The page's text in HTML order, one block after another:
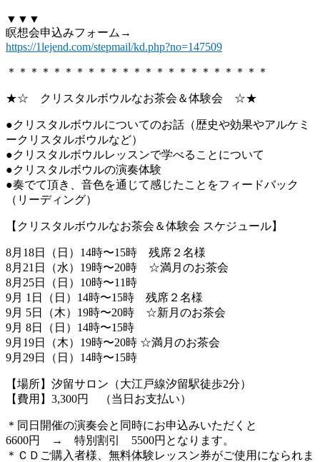
▼▼▼
瞑想会申込みフォーム→
https://1lejend.com/stepmail/kd.php?no=147509
＊＊＊＊＊＊＊＊＊＊＊＊＊＊＊＊＊＊＊＊＊＊＊
★☆ クリスタルボウルなお茶会＆体験会 ☆★
●クリスタルボウルについてのお話（歴史や効果やアルケミ
ークリスタルボウルなど）
●クリスタルボウルレッスンで学べることについて
●クリスタルボウルの演奏体験
●奏でて頂き、音色を通じて感じたことをフィードバック
（リーディング）
【クリスタルボウルなお茶会＆体験会 スケジュール】
8月18日（日）14時〜15時 残席２名様
8月21日（水）19時〜20時 ☆満月のお茶会
8月25日（日）10時〜11時
9月 1日（日）14時〜15時 残席２名様
9月 5日（木）19時〜20時 ☆新月のお茶会
9月 8日（日）14時〜15時
9月19日（木）19時〜20時 ☆満月のお茶会
9月29日（日）14時〜15時
【場所】汐留サロン（大江戸線汐留駅徒歩2分）
【費用】3,300円 （当日お支払い）
＊同日開催の演奏会と同時にお申込みいただくと
6600円 → 特別割引 5500円となります。
＊ＣＤご購入者様、無料体験レッスン券がご使用になられま